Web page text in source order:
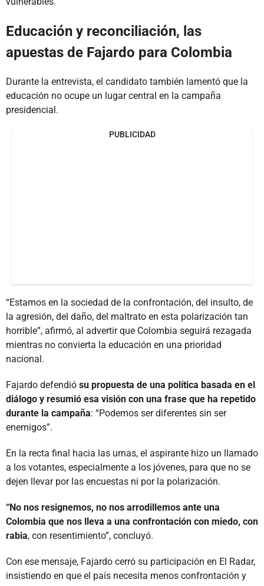
Educación y reconciliación, las
apuestas de Fajardo para Colombia
Durante la entrevista, el candidato también lamentó que la
educación no ocupe un lugar central en la campaña
presidencial.
PUBLICIDAD
“Estamos en la sociedad de la confrontación, del insulto, de
la agresión, del daño, del maltrato en esta polarización tan
horrible”, afirmó, al advertir que Colombia seguirá rezagada
mientras no convierta la educación en una prioridad
nacional.
Fajardo defendió su propuesta de una política basada en el
diálogo y resumió esa visión con una frase que ha repetido
durante la campaña: “Podemos ser diferentes sin ser
enemigos”.
En la recta final hacia las urnas, el aspirante hizo un llamado
a los votantes, especialmente a los jóvenes, para que no se
dejen llevar por las encuestas ni por la polarización.
“No nos resignemos, no nos arrodillemos ante una
Colombia que nos lleva a una confrontación con miedo, con
rabia, con resentimiento”, concluyó.
Con ese mensaje, Fajardo cerró su participación en El Radar,
insistiendo en que el país necesita menos confrontación y